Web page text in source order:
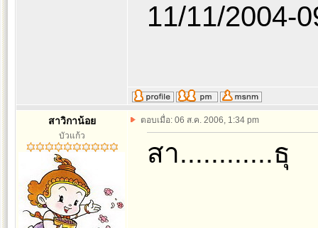
11/11/2004-
สาวิกาน้อย
บัวแก้ว
ตอบเมื่อ: 06 ส.ค. 2006, 1:34 pm
สา............ธุ